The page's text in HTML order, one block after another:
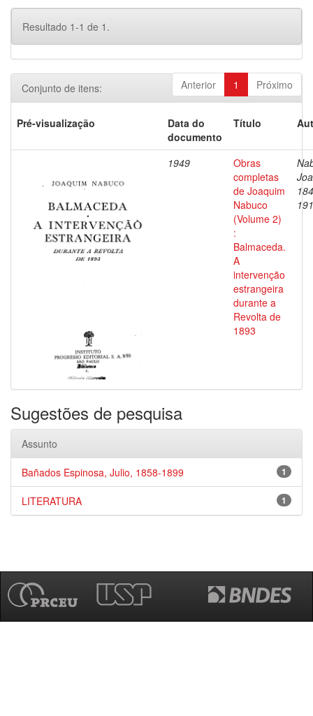
Resultado 1-1 de 1.
Anterior 1 Próximo
Conjunto de itens:
Pré-visualização
Data do
documento
Título
1949
Obras
completas
de Joaquim
Nabuco
(Volume 2)
:
Balmaceda.
A
intervenção
estrangeira
durante a
Revolta de
1893
Sugestões de pesquisa
Assunto
1
Bañados Espinosa, Julio, 1858-1899
1
LITERATURA